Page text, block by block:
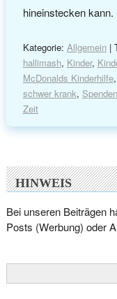
hineinstecken
Kategorie: Allgemein|
hallimash, Kinder,
McDonalds Kinderhilfe,
schwer krank, Spenden
Zeit
HINWEIS
Bei unseren Beiträgen
Posts (Werbung) oder